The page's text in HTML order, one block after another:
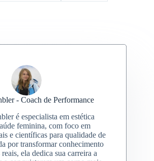
- Coach de Performance
é especialista em estética
feminina, com foco em
e científicas para qualidade de
por transformar conhecimento
ela dedica sua carreira a